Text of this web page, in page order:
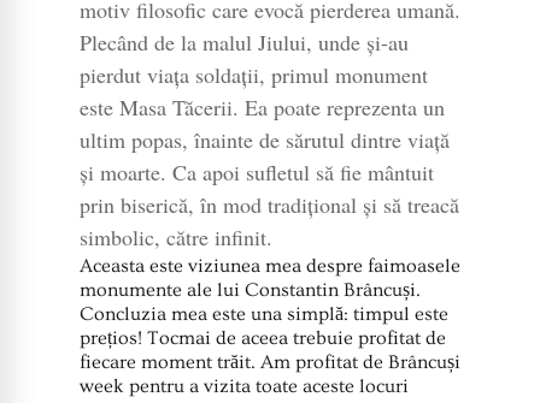
motiv filosofic care evocă pierderea umană.
Plecând de la malul Jiului, unde și-au
pierdut viața soldații, primul monument
este Masa Tăcerii. Ea poate reprezenta un
ultim popas, înainte de sărutul dintre viață
și moarte. Ca apoi sufletul să fie mântuit
prin biserică, în mod tradițional și să treacă
simbolic, către infinit.
Aceasta este viziunea mea despre faimoasele
monumente ale lui Constantin Brâncuși.
Concluzia mea este una simplă: timpul este
prețios! Tocmai de aceea trebuie profitat de
fiecare moment trăit. Am profitat de Brâncuși
week pentru a vizita toate aceste locuri